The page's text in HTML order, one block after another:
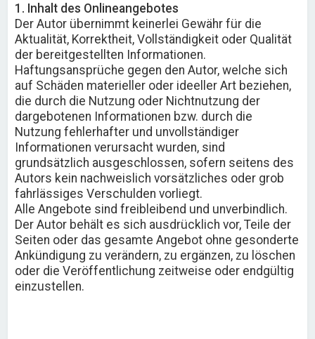
1. Inhalt des Onlineangebotes
Der Autor übernimmt keinerlei Gewähr für die
Aktualität, Korrektheit, Vollständigkeit oder Qualität
der bereitgestellten Informationen.
Haftungsansprüche gegen den Autor, welche sich
auf Schäden materieller oder ideeller Art beziehen,
die durch die Nutzung oder Nichtnutzung der
dargebotenen Informationen bzw. durch die
Nutzung fehlerhafter und unvollständiger
Informationen verursacht wurden, sind
grundsätzlich ausgeschlossen, sofern seitens des
Autors kein nachweislich vorsätzliches oder grob
fahrlässiges Verschulden vorliegt.
Alle Angebote sind freibleibend und unverbindlich.
Der Autor behält es sich ausdrücklich vor, Teile der
Seiten oder das gesamte Angebot ohne gesonderte
Ankündigung zu verändern, zu ergänzen, zu löschen
oder die Veröffentlichung zeitweise oder endgültig
einzustellen.